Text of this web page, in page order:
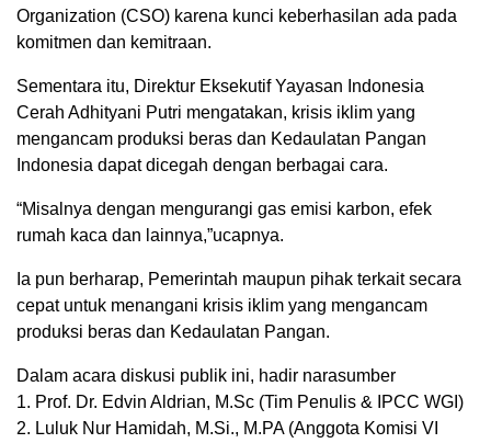
Organization (CSO) karena kunci keberhasilan ada pada
komitmen dan kemitraan.
Sementara itu, Direktur Eksekutif Yayasan Indonesia
Cerah Adhityani Putri mengatakan, krisis iklim yang
mengancam produksi beras dan Kedaulatan Pangan
Indonesia dapat dicegah dengan berbagai cara.
“Misalnya dengan mengurangi gas emisi karbon, efek
rumah kaca dan lainnya,”ucapnya.
Ia pun berharap, Pemerintah maupun pihak terkait secara
cepat untuk menangani krisis iklim yang mengancam
produksi beras dan Kedaulatan Pangan.
Dalam acara diskusi publik ini, hadir narasumber
1. Prof. Dr. Edvin Aldrian, M.Sc (Tim Penulis & IPCC WGI)
2. Luluk Nur Hamidah, M.Si., M.PA (Anggota Komisi VI